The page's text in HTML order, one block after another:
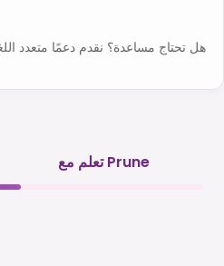
هل تحتاج مساعدة؟ نقدم دعمًا متعدد
تعلم مع Prune